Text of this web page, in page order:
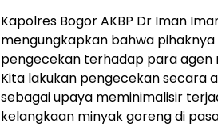
Kapolres Bogor AKBP Dr Iman
mengungkapkan bahwa
pengecekan terhadap para agen
Kita lakukan pengecekan secara
sebagai upaya meminimalisir
kelangkaan minyak goreng di